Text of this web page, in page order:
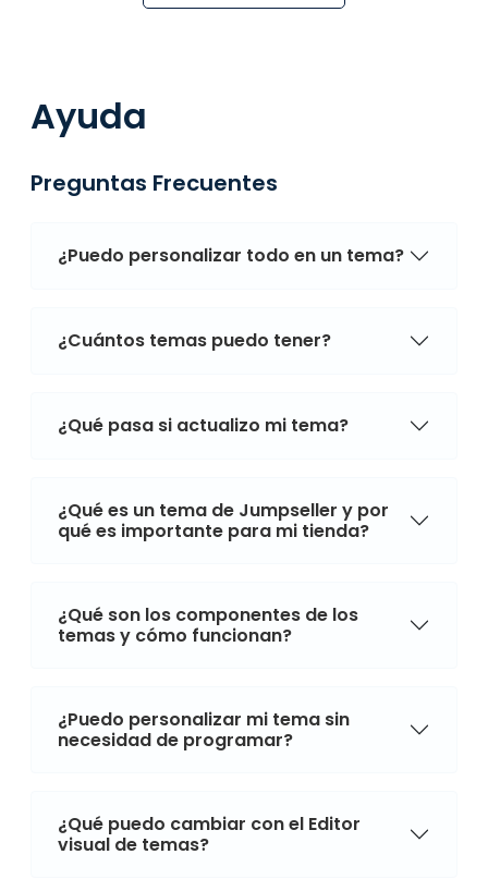
Ayuda
Preguntas Frecuentes
¿Puedo personalizar todo en un tema?
¿Cuántos temas puedo tener?
¿Qué pasa si actualizo mi tema?
¿Qué es un tema de Jumpseller y por
qué es importante para mi tienda?
¿Qué son los componentes de los
temas y cómo funcionan?
¿Puedo personalizar mi tema sin
necesidad de programar?
¿Qué puedo cambiar con el Editor
visual de temas?